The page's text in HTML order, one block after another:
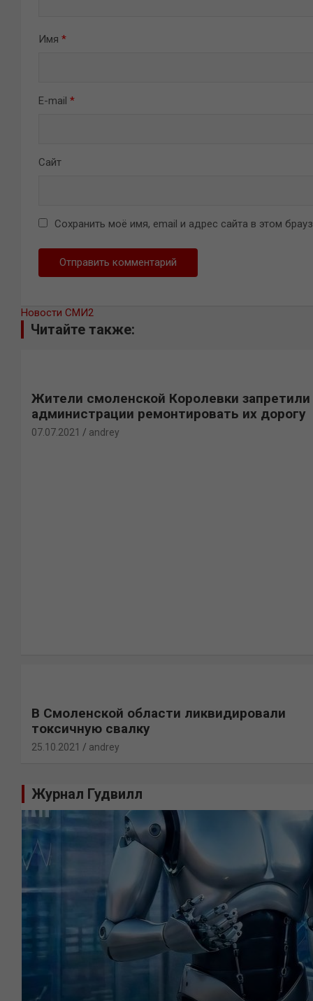
Имя *
E-mail *
Сайт
Сохранить моё имя, email и адрес сайта в этом
Новости СМИ2
Читайте также:
Жители смоленской Королевки запретили
администрации ремонтировать их дорогу
07.07.2021 andrey
В Смоленской области ликвидировали
токсичную свалку
25.10.2021 andrey
Журнал Гудвилл